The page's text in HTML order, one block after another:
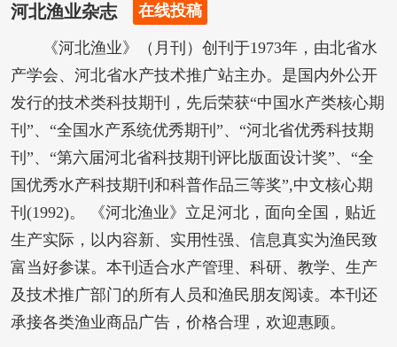
河北渔业杂志 在线投稿
《河北渔业》（月刊）创刊于1973年，由北省水
产学会、河北省水产技术推广站主办。是国内外公开
发行的技术类科技期刊，先后荣获“中国水产类核心期
刊”、“全国水产系统优秀期刊”、“河北省优秀科技期
刊”、“第六届河北省科技期刊评比版面设计奖”、“全
国优秀水产科技期刊和科普作品三等奖”,中文核心期
刊(1992)。 《河北渔业》立足河北，面向全国，贴近
生产实际，以内容新、实用性强、信息真实为渔民致
富当好参谋。本刊适合水产管理、科研、教学、生产
及技术推广部门的所有人员和渔民朋友阅读。本刊还
承接各类渔业商品广告，价格合理，欢迎惠顾。